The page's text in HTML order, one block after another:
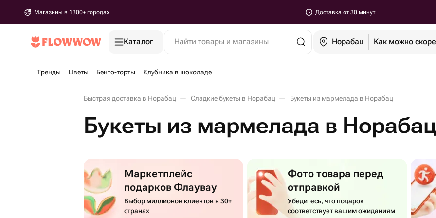
Магазины в 1300+ городах Доставка от 30 минут
Каталог Найти товары и магазины Норабац Как можно
Тренды Цветы Бенто-торты Клубника в шоколаде
Быстрая доставка в Норабац Сладкие букеты в Норабац Букеты из мармелада в Норабац
Букеты из мармелада в Норабац
Маркетплейс
подарков Флаувау
Выбор миллионов клиентов в 30+
странах
Фото товара перед
отправкой
Убедитесь, что подарок
соответствует вашим ожиданиям